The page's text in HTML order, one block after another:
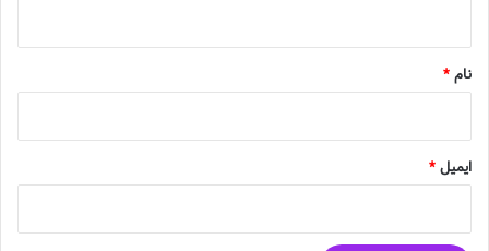
نام*
ایمیل*